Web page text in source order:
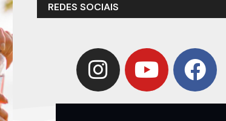
REDES SOCIAIS